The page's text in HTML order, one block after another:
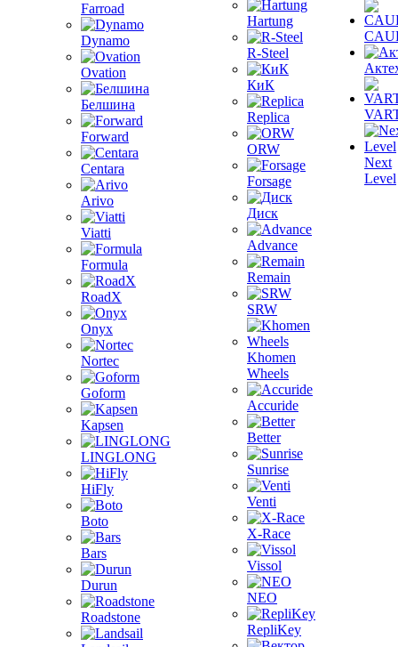
Farroad
Dynamo
Ovation
Белшина
Forward
Centara
Arivo
Viatti
Formula
RoadX
Onyx
Nortec
Goform
Kapsen
LINGLONG
HiFly
Boto
Bars
Durun
Roadstone
Hartung
R-Steel
КиК
Replica
ORW
Forsage
Диск
Advance
Remain
SRW
Khomen
Wheels
Accuride
Better
Sunrise
Venti
X-Race
Vissol
NEO
RepliKey
Next
Level